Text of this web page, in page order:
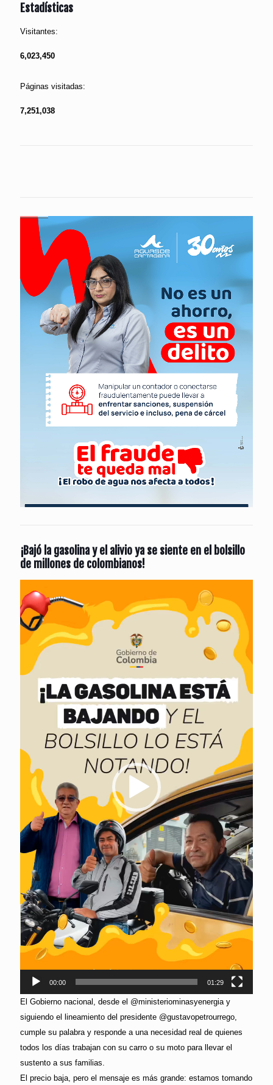
Estadísticas
Visitantes:
6,023,450
Páginas visitadas:
7,251,038
¡Bajó la gasolina y el alivio ya se siente en el bolsillo
de millones de colombianos!
de
vídeo
00:00 01:29
El Gobierno nacional, desde el @ministeriominasyenergia y
siguiendo el lineamiento del presidente @gustavopetrourrego,
cumple su palabra y responde a una necesidad real de quienes
todos los días trabajan con su carro o su moto para llevar el
sustento a sus familias.
El precio baja, pero el mensaje es más grande: estamos tomando